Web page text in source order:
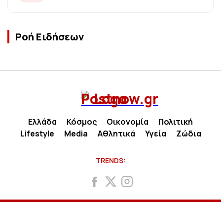
Ροή Ειδήσεων
Ελλάδα Κόσμος Οικονομία
Πολιτική
Lifestyle
Media Αθλητικά Υγεία Ζώδια
TRENDS: